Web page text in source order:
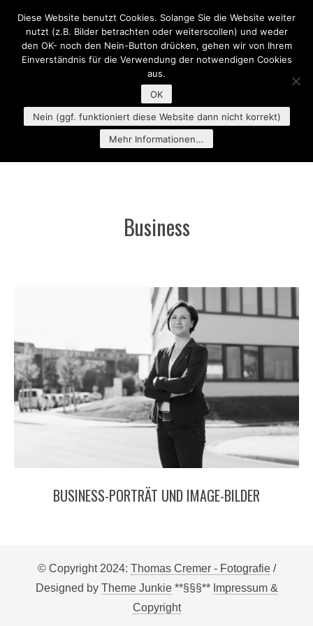
MENU
Business
BUSINESS-PORTRÄT UND IMAGE-BILDER
© Copyright 2024: Thomas Cremer - Fotografie/
Designed by Theme Junkie**§§§** Impressum &
Copyright
Diese Website benutzt Cookies. Solange Sie die Website weiter
nutzt (z.B. Bilder betrachten oder weiterscollen) und weder
den OK- noch den Nein-Button drücken, gehen wir von Ihrem
Einverständnis für die Verwendung der notwendigen Cookies
aus.
OK
Nein (ggf. funktioniert diese Website dann nicht korrekt)
Mehr Informationen...